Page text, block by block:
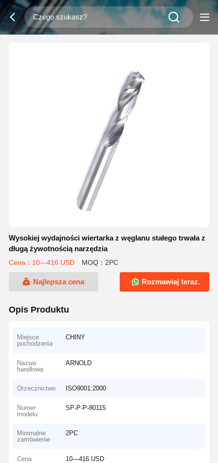
Wysokiej wydajności wiertarka z węglanu stałego trwała z
długą żywotnością narzędzia
Cena：10—416 USD MOQ：2PC
Najlepsza cena Rozmawiaj teraz.
Opis Produktu
Miejsce
pochodzenia
CHINY
Nazwa
handlowa
ARNOLD
Orzecznictwo ISO9001:2000
Numer
modelu
SP-P-P-80115
Minimalne
zamówienie
2PC
Cena 10—416 USD